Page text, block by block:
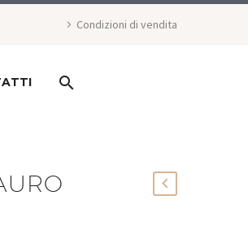
Condizioni di vendita